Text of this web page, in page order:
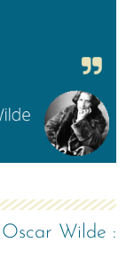
Oscar Wilde :